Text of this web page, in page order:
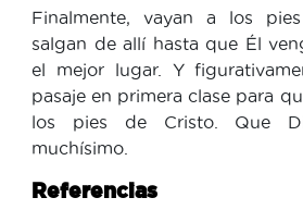
Finalmente, vayan a los
salgan de allí hasta que Él
el mejor lugar. Y
pasaje en primera clase para
los pies de Cristo. Que
muchísimo.
Referencias